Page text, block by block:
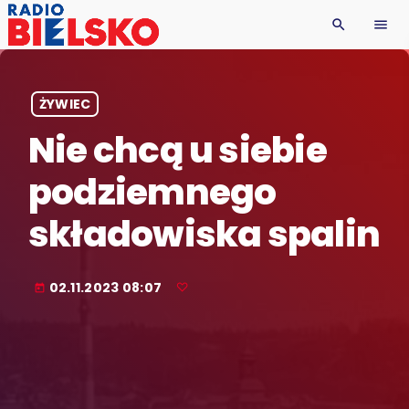
search menu
ŻYWIEC
Nie chcą u siebie
podziemnego
składowiska spalin
today 02.11.2023 08:07